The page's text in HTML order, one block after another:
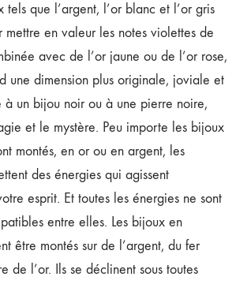
tels que l’argent, l’or blanc et l’or gris
mettre en valeur les notes violettes de
avec de l’or jaune ou de l’or rose,
une dimension plus originale, joviale et
à un bijou noir ou à une pierre noire,
et le mystère. Peu importe les bijoux
montés, en or ou en argent, les
des énergies qui agissent
esprit. Et toutes les énergies ne sont
entre elles. Les bijoux en
être montés sur de l’argent, du fer
de l’or. Ils se déclinent sous toutes